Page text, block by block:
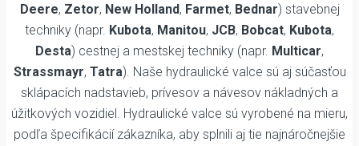
Deere, Zetor, New Holland, Farmet, Bednar) stavebnej
techniky (napr. Kubota, Manitou, JCB, Bobcat, Kubota,
Desta) cestnej a mestskej techniky (napr. Multicar,
Strassmayr, Tatra). Naše hydraulické valce sú aj súčasťou
sklápacích nadstavieb, prívesov a návesov nákladných a
úžitkových vozidiel. Hydraulické valce sú vyrobené na mieru,
podľa špecifikácií zákazníka, aby splnili aj tie najnáročnejšie